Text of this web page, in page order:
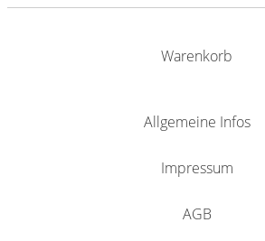
Warenkorb
Allgemeine Infos
Impressum
AGB